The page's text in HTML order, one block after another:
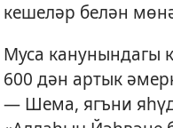
кешеләр белән
Муса канунындагы
600 дән артык
— Шема, ягъни